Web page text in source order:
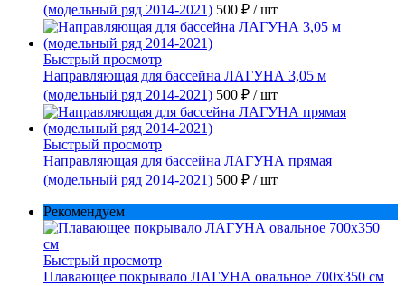
(модельный ряд 2014-2021) 500 ₽ / шт
Быстрый просмотр
Направляющая для бассейна ЛАГУНА 3,05 м
(модельный ряд 2014-2021) 500 ₽ / шт
Быстрый просмотр
Направляющая для бассейна ЛАГУНА прямая
(модельный ряд 2014-2021) 500 ₽ / шт
Рекомендуем
Быстрый просмотр
Плавающее покрывало ЛАГУНА овальное 700х350 см